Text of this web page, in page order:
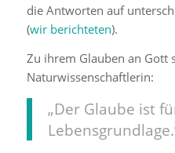
die Antworten auf
(wir berichteten).
Zu ihrem Glauben an Gott
Naturwissenschaftlerin:
„Der Glaube ist